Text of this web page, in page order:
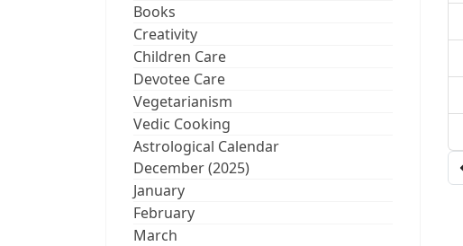
Books
Creativity
Children Care
Devotee Care
Vegetarianism
Vedic Cooking
Astrological Calendar
December (2025)
January
February
March